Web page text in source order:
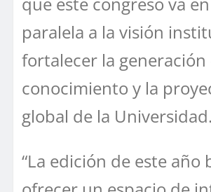
paralela a la visión
fortalecer la generación
conocimiento y la
global de la Universidad.
“La edición de este año